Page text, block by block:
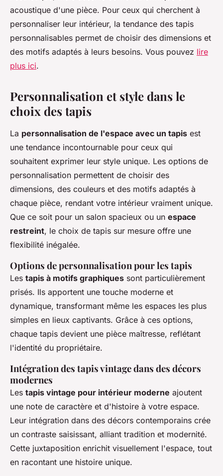
acoustique d'une pièce. Pour ceux qui cherchent à
personnaliser leur intérieur, la tendance des tapis
personnalisables permet de choisir des dimensions et
des motifs adaptés à leurs besoins. Vous pouvez lire
plus ici.
Personnalisation et style dans le
choix des tapis
La personnalisation de l'espace avec un tapis est
une tendance incontournable pour ceux qui
souhaitent exprimer leur style unique. Les options de
personnalisation permettent de choisir des
dimensions, des couleurs et des motifs adaptés à
chaque pièce, rendant votre intérieur vraiment unique.
Que ce soit pour un salon spacieux ou un espace
restreint, le choix de tapis sur mesure offre une
flexibilité inégalée.
Options de personnalisation pour les tapis
Les tapis à motifs graphiques sont particulièrement
prisés. Ils apportent une touche moderne et
dynamique, transformant même les espaces les plus
simples en lieux captivants. Grâce à ces options,
chaque tapis devient une pièce maîtresse, reflétant
l'identité du propriétaire.
Intégration des tapis vintage dans des décors
modernes
Les tapis vintage pour intérieur moderne ajoutent
une note de caractère et d'histoire à votre espace.
Leur intégration dans des décors contemporains crée
un contraste saisissant, alliant tradition et modernité.
Cette juxtaposition enrichit visuellement l'espace, tout
en racontant une histoire unique.